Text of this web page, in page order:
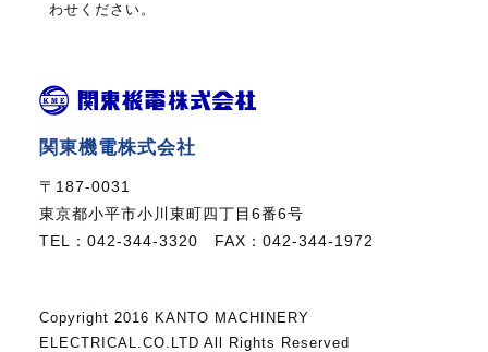
わせください。
関東機電株式会社
〒187-0031
東京都小平市小川東町四丁目6番6号
TEL： 042-344-3320 FAX： 042-344-1972
Copyright 2016 KANTO MACHINERY
ELECTRICAL.CO.LTD All Rights Reserved